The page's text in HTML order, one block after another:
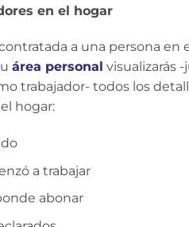
en el hogar
a una persona en
área personal visualizarás
trabajador- todos los
hogar:
a trabajar
abonar